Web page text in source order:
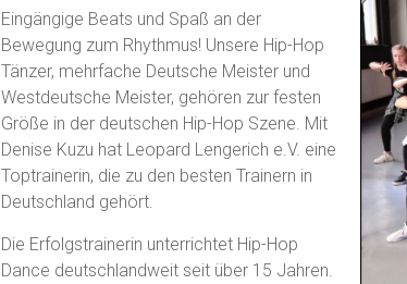
Eingängige Beats und Spaß an der
Bewegung zum Rhythmus! Unsere Hip-Hop
Tänzer, mehrfache Deutsche Meister und
Westdeutsche Meister, gehören zur festen
Größe in der deutschen Hip-Hop Szene. Mit
Denise Kuzu hat Leopard Lengerich e.V. eine
Toptrainerin, die zu den besten Trainern in
Deutschland gehört.
Die Erfolgstrainerin unterrichtet Hip-Hop
Dance deutschlandweit seit über 15 Jahren.